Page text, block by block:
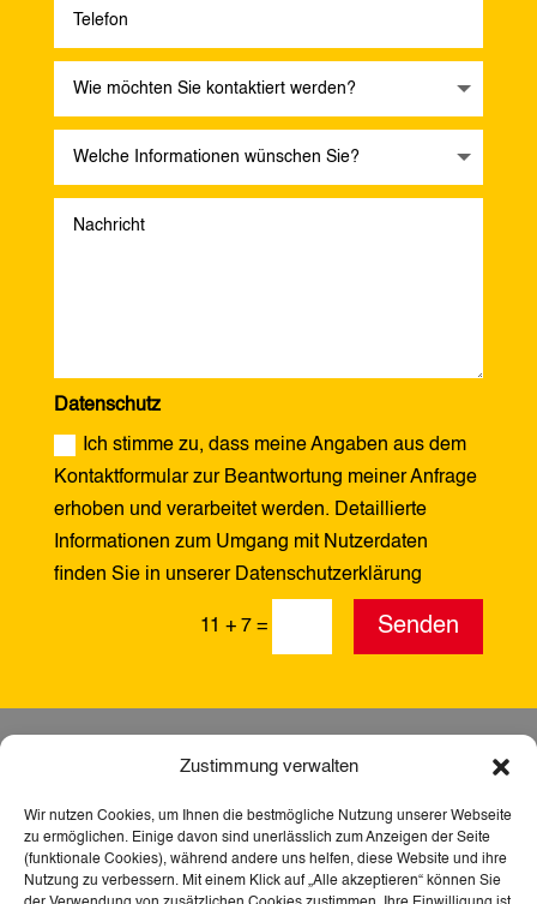
Zustimmung verwalten
Wir nutzen Cookies, um Ihnen die bestmögliche Nutzung unserer Webseite
zu ermöglichen. Einige davon sind unerlässlich zum Anzeigen der Seite
(funktionale Cookies), während andere uns helfen, diese Website und ihre
Nutzung zu verbessern. Mit einem Klick auf „Alle akzeptieren“ können Sie
Datenschutz
Ich stimme zu, dass meine Angaben aus dem
Kontaktformular zur Beantwortung meiner Anfrage
erhoben und verarbeitet werden. Detaillierte
Informationen zum Umgang mit Nutzerdaten
finden Sie in unserer Datenschutzerklärung
11 + 7 = Senden